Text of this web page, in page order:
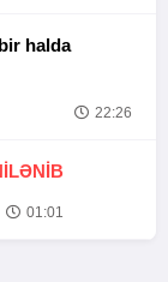
halda
22:26
01:01